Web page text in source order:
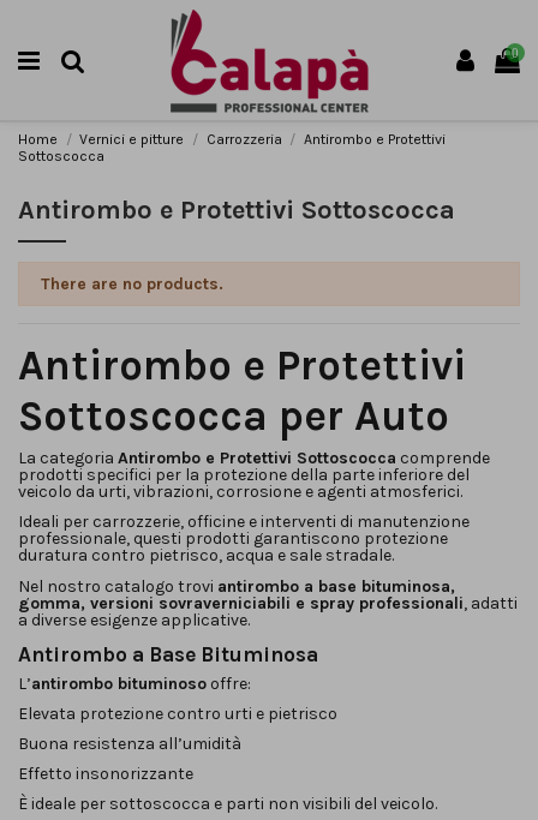
0
Home Vernici e pitture Carrozzeria
Antirombo e Protettivi
Sottoscocca
Antirombo e Protettivi Sottoscocca
There are no products.
Antirombo e Protettivi
Sottoscocca per Auto
La categoria Antirombo e Protettivi Sottoscocca comprende
prodotti specifici per la protezione della parte inferiore del
veicolo da urti, vibrazioni, corrosione e agenti atmosferici.
Ideali per carrozzerie, officine e interventi di manutenzione
professionale, questi prodotti garantiscono protezione
duratura contro pietrisco, acqua e sale stradale.
Nel nostro catalogo trovi antirombo a base bituminosa,
gomma, versioni sovraverniciabili e spray professionali, adatti
a diverse esigenze applicative.
Antirombo a Base Bituminosa
L’antirombo bituminoso offre:
Elevata protezione contro urti e pietrisco
Buona resistenza all’umidità
Effetto insonorizzante
È ideale per sottoscocca e parti non visibili del veicolo.